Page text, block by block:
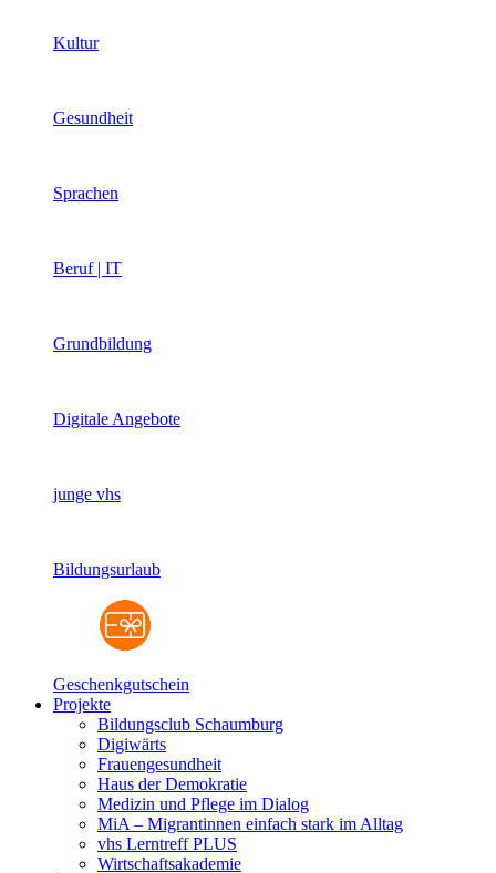
Kultur
Gesundheit
Sprachen
Beruf | IT
Grundbildung
Digitale Angebote
junge vhs
Bildungsurlaub
Geschenkgutschein
Projekte
Bildungsclub Schaumburg
Digiwärts
Frauengesundheit
Haus der Demokratie
Medizin und Pflege im Dialog
MiA – Migrantinnen einfach stark im Alltag
vhs Lerntreff PLUS
Wirtschaftsakademie